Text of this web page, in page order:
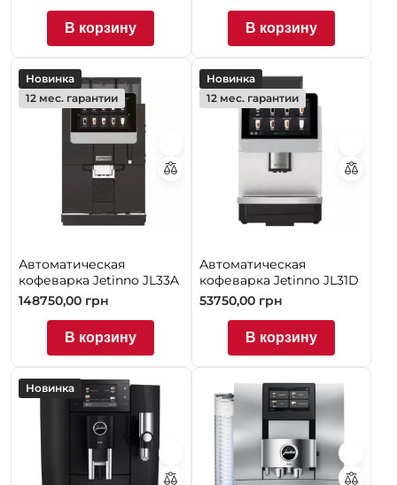
В корзину В корзину
Новинка
12 мес. гарантии
Автоматическая
кофеварка Jetinno JL33A
148750,00 грн
В корзину
Новинка
12 мес. гарантии
Автоматическая
кофеварка Jetinno JL31D
53750,00 грн
В корзину
Новинка